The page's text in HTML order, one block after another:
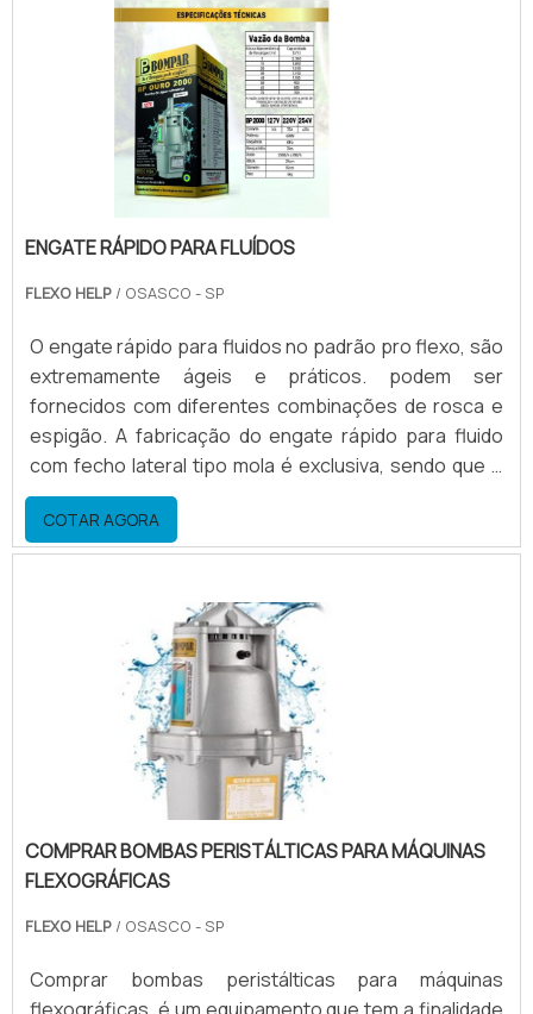
ENGATE RÁPIDO PARA FLUÍDOS
FLEXO HELP / OSASCO - SP
O engate rápido para fluidos no padrão pro flexo, são
extremamente ágeis e práticos. podem ser
fornecidos com diferentes combinações de rosca e
espigão. A fabricação do engate rápido para fluido
com fecho lateral tipo mola é exclusiva, sendo que o
material para construção pode ser: Aço; Alumínio;
Inox; Entre outros. Um pouco sobre a fabricação do
engateA fabricação de alguns modelos de engate
acordo com a mangueira a ser utilizada e dimensão d.
COTAR AGORA
COMPRAR BOMBAS PERISTÁLTICAS PARA MÁQUINAS
FLEXOGRÁFICAS
FLEXO HELP / OSASCO - SP
Comprar bombas peristálticas para máquinas